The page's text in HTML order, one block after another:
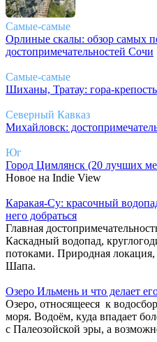
Самые-самые
Орлиные скалы: обзор самых
достопримечательностей Сочи
Самые-самые
Шиханы, Тратау: гора-
Северный Кавказ
Михайловск:
Юг
Город Цимлянск (20 лучших
Новое на Indie View
Каракая-Су: красочный
него добраться
Главная
Каскадный водопад,
потоками. Природная
Шапа.
Озеро Ильмень и что делает
Озеро, относящееся к
моря. Водоём, куда впадает
с Палеозойской эры, а